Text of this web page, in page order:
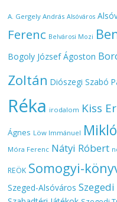
A. Gergely András Alsóváros
Ferenc Belvárosi Mozi
Bogoly József Ágoston
Zoltán Diószegi Szabó
Réka irodalom Kiss
Ágnes Löw Immánuel
Móra Ferenc Nátyi Róbert
REÖK Somogyi-
Szeged-Alsóváros